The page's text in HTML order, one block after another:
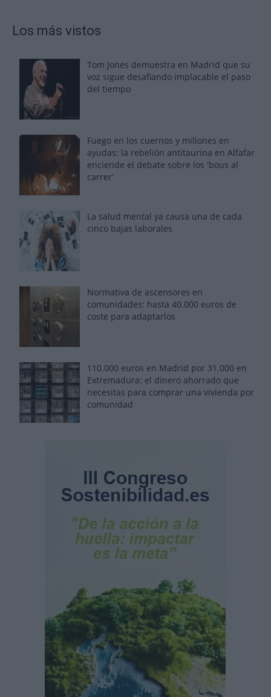
Los más vistos
Tom Jones demuestra en Madrid que su
voz sigue desafiando implacable el paso
del tiempo
Fuego en los cuernos y millones en
ayudas: la rebelión antitaurina en Alfafar
enciende el debate sobre los 'bous al
carrer'
La salud mental ya causa una de cada
cinco bajas laborales
Normativa de ascensores en
comunidades: hasta 40.000 euros de
coste para adaptarlos
110.000 euros en Madrid por 31.000 en
Extremadura: el dinero ahorrado que
necesitas para comprar una vivienda por
comunidad